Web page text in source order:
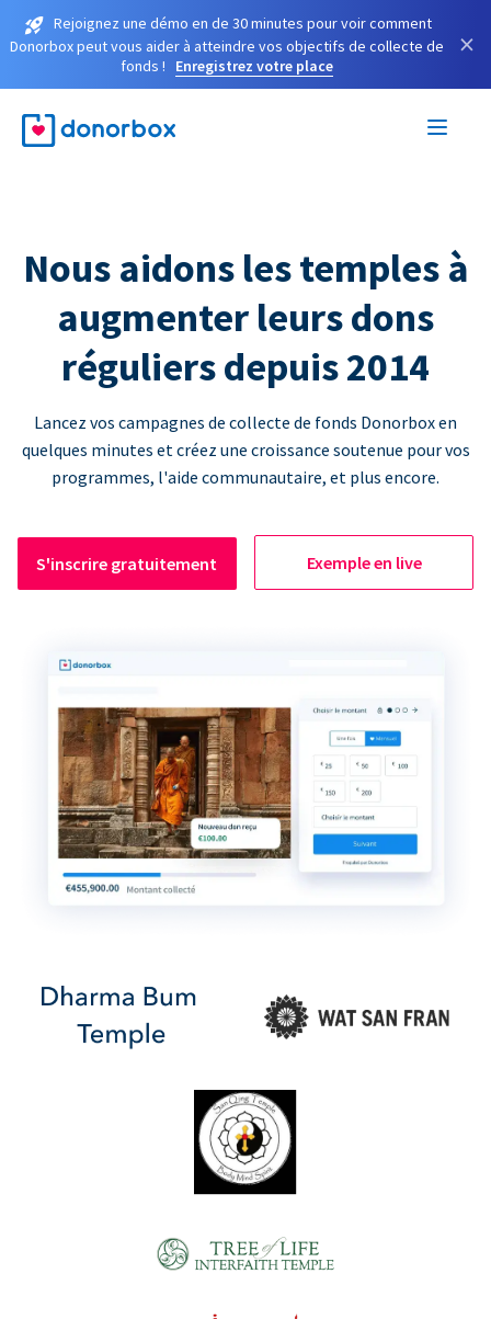
Rejoignez une démo en de 30 minutes pour voir comment
Donorbox peut vous aider à atteindre vos objectifs de collecte de
fonds !
Enregistrez votre place
×
Nous aidons les temples à
augmenter leurs dons
réguliers depuis 2014
Lancez vos campagnes de collecte de fonds Donorbox en
quelques minutes et créez une croissance soutenue pour vos
programmes, l'aide communautaire, et plus encore.
S'inscrire gratuitement Exemple en live